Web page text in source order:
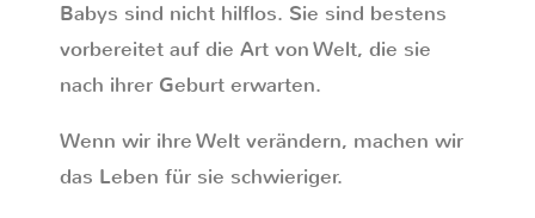
Babys sind nicht hilflos. Sie sind bestens
vorbereitet auf die Art von Welt, die sie
nach ihrer Geburt erwarten.
Wenn wir ihre Welt verändern, machen wir
das Leben für sie schwieriger.